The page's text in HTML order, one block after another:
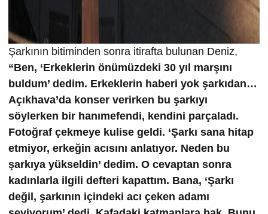
Şarkının bitiminden sonra itirafta bulunan Deniz,
“Ben, ‘Erkeklerin önümüzdeki 30 yıl marşını
buldum’ dedim. Erkeklerin haberi yok şarkıdan…
Açıkhava’da konser verirken bu şarkıyı
söylerken bir hanımefendi, kendini parçaladı.
Fotoğraf çekmeye kulise geldi. ‘Şarkı sana hitap
etmiyor, erkeğin acısını anlatıyor. Neden bu
şarkıya yükseldin’ dedim. O cevaptan sonra
kadınlarla ilgili defteri kapattım. Bana, ‘Şarkı
değil, şarkının içindeki acı çeken adamı